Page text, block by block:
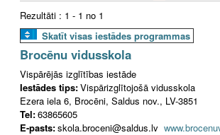
Rezultāti : 1 - 1 no 1
Skatīt visas iestādes programmas
Brocēnu vidusskola
Vispārējās izglītības iestāde
Iestādes tips:Vispārizglītojošā vidusskola
Ezera iela 6, Brocēni, Saldus nov., LV-3851
Tel:63865605
E-pasts:skola.broceni@saldus.lv